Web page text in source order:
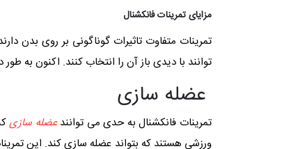
مزایای تمرینات فانکشنال
تمرینات متفاوت تاثیرات گوناگونی بر روی بدن
توانند با دیدی باز آن را انتخاب کنند. اکنون به طور
عضله سازی
تمرینات فانکشنال به حدی می توانندعضله سازی
ورزشی هستند که بتواند عضله سازی کند. این